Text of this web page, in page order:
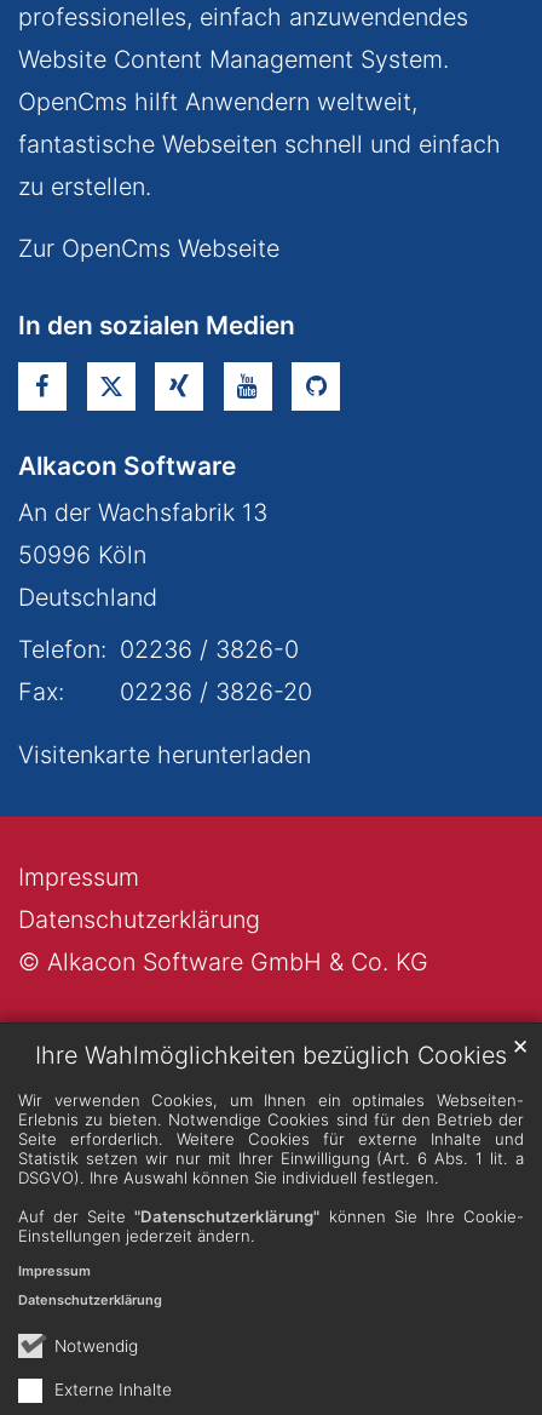
Ihre Wahlmöglichkeiten bezüglich Cookies
Wir verwenden Cookies, um Ihnen ein optimales Webseiten-
Erlebnis zu bieten. Notwendige Cookies sind für den Betrieb der
Seite erforderlich. Weitere Cookies für externe Inhalte und
Statistik setzen wir nur mit Ihrer Einwilligung (Art. 6 Abs. 1 lit. a
DSGVO). Ihre Auswahl können Sie individuell festlegen.
Auf der Seite"Datenschutzerklärung" können Sie Ihre Cookie-
Einstellungen jederzeit ändern.
Notwendig
Externe Inhalte
✕
Impressum
Datenschutzerklärung
professionelles, einfach anzuwendendes
Website Content Management System.
OpenCms hilft Anwendern weltweit,
fantastische Webseiten schnell und einfach
zu erstellen.
Zur OpenCms Webseite
In den sozialen Medien
Alkacon Software
An der Wachsfabrik 13
50996 Köln
Deutschland
Telefon: 02236 / 3826-0
Fax:
02236 / 3826-20
Visitenkarte herunterladen
© Alkacon Software GmbH & Co. KG
Datenschutzerklärung
Impressum